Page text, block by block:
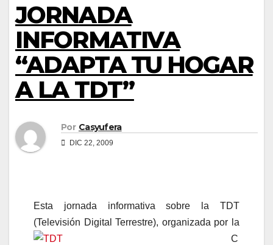
JORNADA
INFORMATIVA
“ADAPTA TU HOGAR
A LA TDT”
Por Casyufera
DIC 22, 2009
Esta jornada informativa sobre la TDT
(Televisión Digital Terrestre), organizada por la
C